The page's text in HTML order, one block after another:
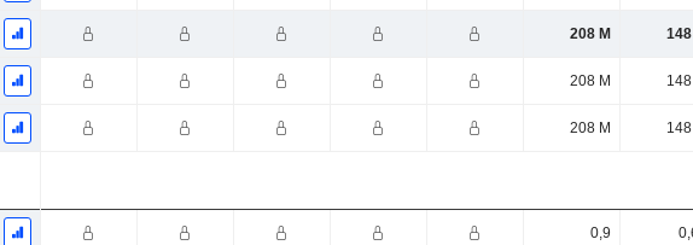
208 M 148
208 M 148
208 M 148
0,9